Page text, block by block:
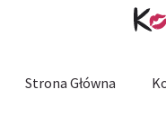
Strona Główna